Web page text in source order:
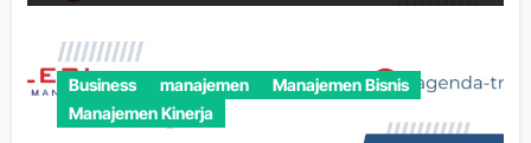
Business manajemen
Manajemen Bisnis
Manajemen Kinerja